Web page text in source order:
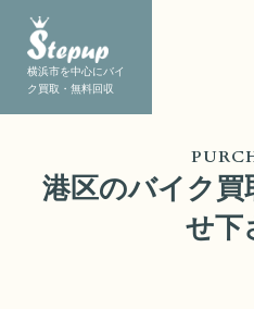
横浜市を中心にバイ
ク買取・無料回収
港区のバイク買
せ下